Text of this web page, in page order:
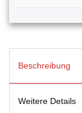
Beschreibung
Weitere Details